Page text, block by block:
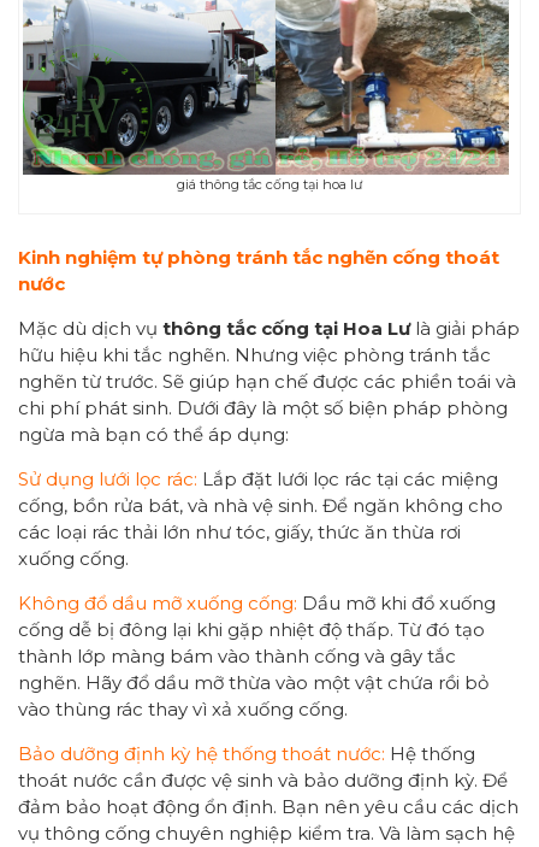
giá thông tắc cống tại hoa lư
Kinh nghiệm tự phòng tránh tắc nghẽn cống thoát
nước
Mặc dù dịch vụ thông tắc cống tại Hoa Lưlà giải pháp
hữu hiệu khi tắc nghẽn. Nhưng việc phòng tránh tắc
nghẽn từ trước. Sẽ giúp hạn chế được các phiền toái và
chi phí phát sinh. Dưới đây là một số biện pháp phòng
ngừa mà bạn có thể áp dụng:
Sử dụng lưới lọc rác: Lắp đặt lưới lọc rác tại các miệng
cống, bồn rửa bát, và nhà vệ sinh. Để ngăn không cho
các loại rác thải lớn như tóc, giấy, thức ăn thừa rơi
xuống cống.
Không đổ dầu mỡ xuống cống: Dầu mỡ khi đổ xuống
cống dễ bị đông lại khi gặp nhiệt độ thấp. Từ đó tạo
thành lớp màng bám vào thành cống và gây tắc
nghẽn. Hãy đổ dầu mỡ thừa vào một vật chứa rồi bỏ
vào thùng rác thay vì xả xuống cống.
Bảo dưỡng định kỳ hệ thống thoát nước: Hệ thống
thoát nước cần được vệ sinh và bảo dưỡng định kỳ. Để
đảm bảo hoạt động ổn định. Bạn nên yêu cầu các dịch
vụ thông cống chuyên nghiệp kiểm tra. Và làm sạch hệ